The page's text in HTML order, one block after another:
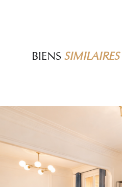
BIENS SIMILAIRES